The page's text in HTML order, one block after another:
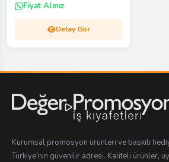
Fiyat Alınız
Detay Gör
Kurumsal promosyon ürünleri ve baskılı
Türkiye'nin güvenilir adresi. Kaliteli ürünler,